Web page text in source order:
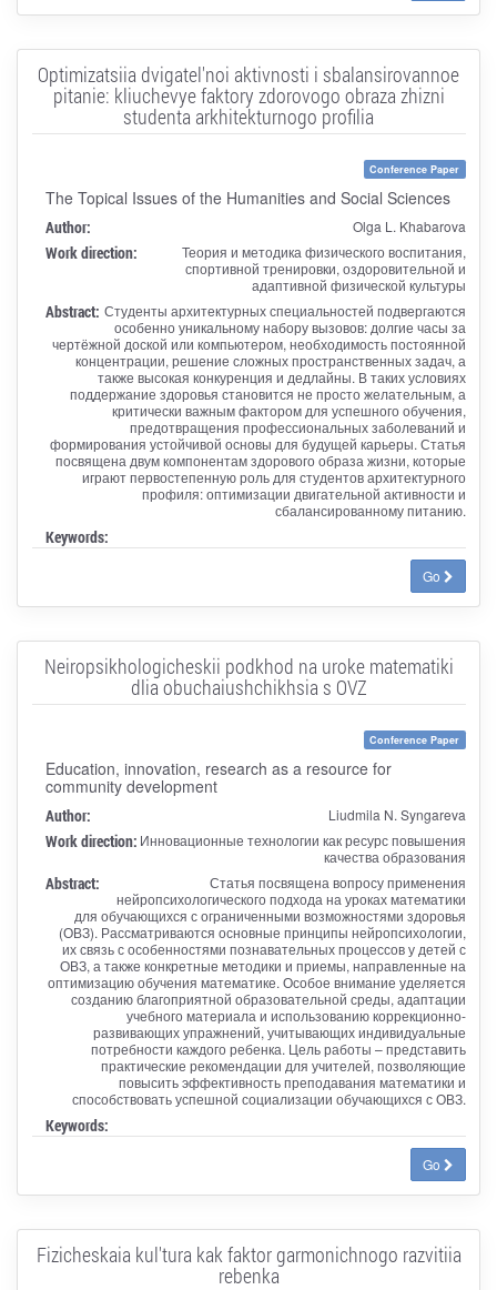
Optimizatsiia dvigatel'noi aktivnosti i sbalansirovannoe
pitanie: kliuchevye faktory zdorovogo obraza zhizni
studenta arkhitekturnogo profilia
Conference Paper
The Topical Issues of the Humanities and Social Sciences
Author: Olga L. Khabarova
Work direction:
Теория и методика физического воспитания,
спортивной тренировки, оздоровительной и
адаптивной физической культуры
Abstract: Студенты архитектурных специальностей подвергаются
особенно уникальному набору вызовов: долгие часы за
чертёжной доской или компьютером, необходимость постоянной
концентрации, решение сложных пространственных задач, а
также высокая конкуренция и дедлайны. В таких условиях
поддержание здоровья становится не просто желательным, а
критически важным фактором для успешного обучения,
предотвращения профессиональных заболеваний и
формирования устойчивой основы для будущей карьеры. Статья
посвящена двум компонентам здорового образа жизни, которые
играют первостепенную роль для студентов архитектурного
профиля: оптимизации двигательной активности и
сбалансированному питанию.
Keywords:
Go
Neiropsikhologicheskii podkhod na uroke matematiki
dlia obuchaiushchikhsia s OVZ
Conference Paper
Education, innovation, research as a resource for
community development
Author: Liudmila N. Syngareva
Work direction: Инновационные технологии как ресурс повышения
качества образования
Abstract:
Статья посвящена вопросу применения
нейропсихологического подхода на уроках математики
для обучающихся с ограниченными возможностями здоровья
(ОВЗ). Рассматриваются основные принципы нейропсихологии,
их связь с особенностями познавательных процессов у детей с
ОВЗ, а также конкретные методики и приемы, направленные на
оптимизацию обучения математике. Особое внимание уделяется
созданию благоприятной образовательной среды, адаптации
учебного материала и использованию коррекционно-
развивающих упражнений, учитывающих индивидуальные
потребности каждого ребенка. Цель работы – представить
практические рекомендации для учителей, позволяющие
повысить эффективность преподавания математики и
способствовать успешной социализации обучающихся с ОВЗ.
Keywords:
Go
Fizicheskaia kul'tura kak faktor garmonichnogo razvitiia
rebenka